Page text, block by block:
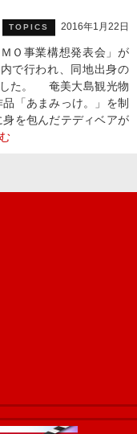
TOPICS 2016年1月22日
Ｏ事業構想発表会」が
で行われ、同地出身の
た。 奄美大島観光物
「あまみっけ。」を制
を包んだテディベアが